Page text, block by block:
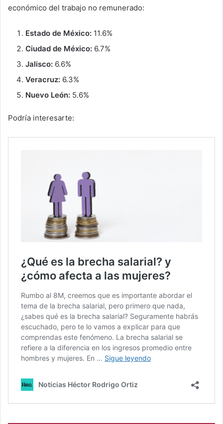
económico del trabajo no remunerado:
Estado de México: 11.6%
Ciudad de México: 6.7%
Jalisco: 6.6%
Veracruz: 6.3%
Nuevo León: 5.6%
Podría interesarte: